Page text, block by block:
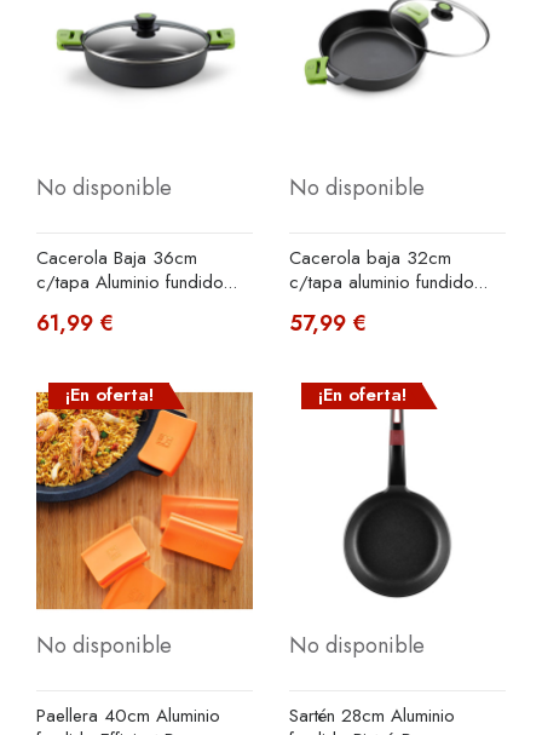
No disponible
Cacerola Baja 36cm
c/tapa Aluminio fundido...
61,99 €
No disponible
Cacerola baja 32cm
c/tapa aluminio fundido...
57,99 €
¡En oferta!
No disponible
Paellera 40cm Aluminio
¡En oferta!
No disponible
Sartén 28cm Aluminio